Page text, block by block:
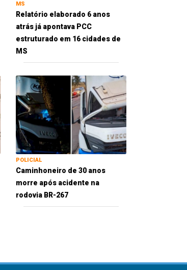
MS
Relatório elaborado 6 anos
atrás já apontava PCC
estruturado em 16 cidades de
MS
POLICIAL
Caminhoneiro de 30 anos
morre após acidente na
rodovia BR-267